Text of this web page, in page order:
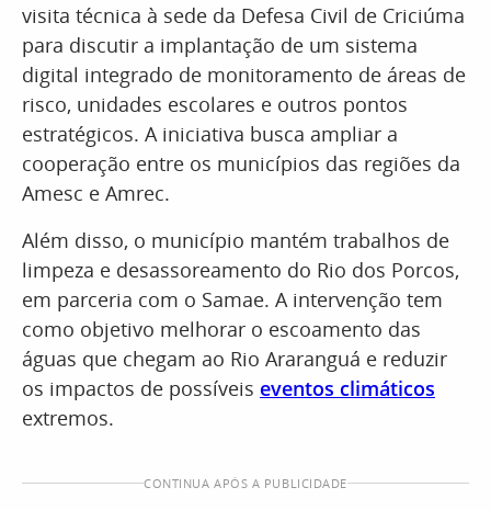
visita técnica à sede da Defesa Civil de Criciúma
para discutir a implantação de um sistema
digital integrado de monitoramento de áreas de
risco, unidades escolares e outros pontos
estratégicos. A iniciativa busca ampliar a
cooperação entre os municípios das regiões da
Amesc e Amrec.
Além disso, o município mantém trabalhos de
limpeza e desassoreamento do Rio dos Porcos,
em parceria com o Samae. A intervenção tem
como objetivo melhorar o escoamento das
águas que chegam ao Rio Araranguá e reduzir
os impactos de possíveis eventos climáticos
extremos.
CONTINUA APÓS A PUBLICIDADE